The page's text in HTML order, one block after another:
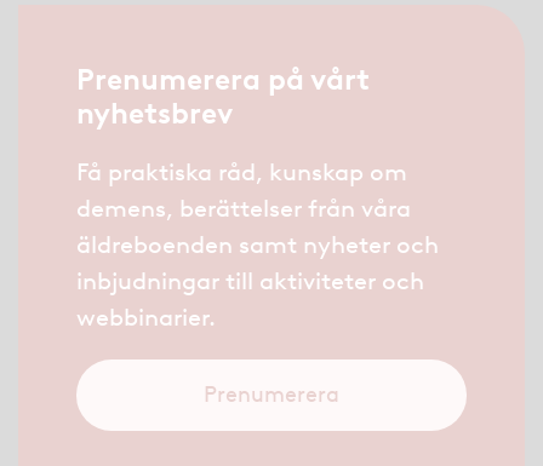
Prenumerera på vårt
nyhetsbrev
Få praktiska råd, kunskap om
demens, berättelser från våra
äldreboenden samt nyheter och
inbjudningar till aktiviteter och
webbinarier.
Prenumerera